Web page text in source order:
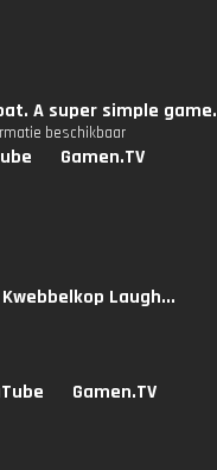
A super simple game.
beschikbaar
Gamen.TV
Laugh...
Gamen.TV